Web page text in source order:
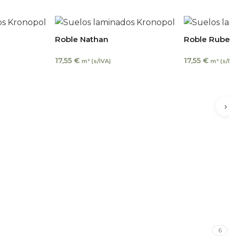
›
Roble Nathan
17,55€ m² (s/IVA)
Roble
17,55 € m² (s/
6